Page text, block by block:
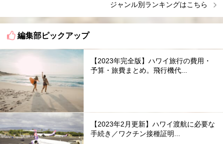
ジャンル別ランキングはこちら
編集部ピックアップ
【2023年完全版】ハワイ旅行の費用・
予算・旅費まとめ。飛行機代...
【2023年2月更新】ハワイ渡航に必要な
手続き／ワクチン接種証明...